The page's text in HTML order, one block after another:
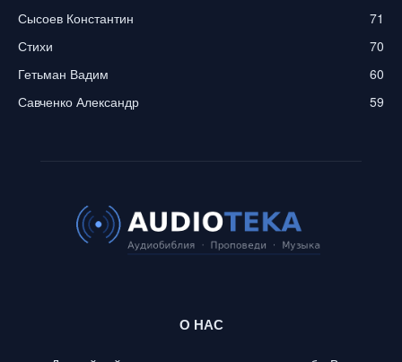
Сысоев Константин
71
Стихи
70
Гетьман Вадим
60
Савченко Александр
59
О НАС